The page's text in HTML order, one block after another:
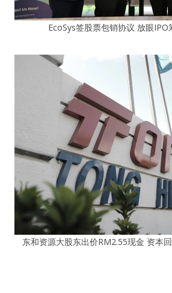
EcoSys签股票包销协议 放眼
东和资源大股东出价RM2.55现金 资本